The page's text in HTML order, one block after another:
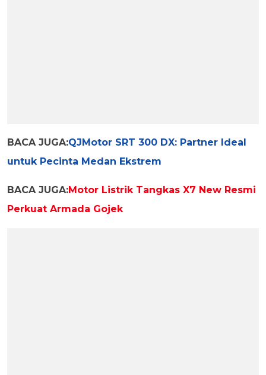
BACA JUGA:QJMotor SRT 300 DX: Partner Ideal
untuk Pecinta Medan Ekstrem
BACA JUGA:Motor Listrik Tangkas X7 New Resmi
Perkuat Armada Gojek